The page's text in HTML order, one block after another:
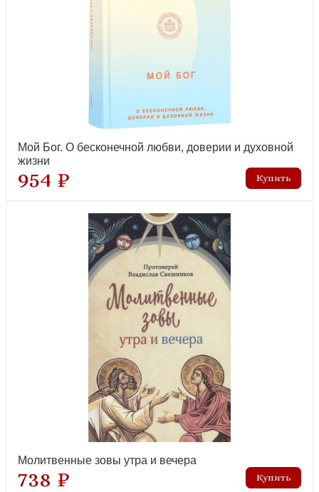
Азбука духовная. Алфавитно-тематический сборник глав из
творения «Слова подвижнические» прп. Исаака
Всенощное бдение в духе древних распевов для 2-х голосов.
Сборник нот для исполнения на богослужении
Мой Бог. О бесконечной любви, доверии и духовной
жизни
954 ₽
Молитвенные зовы утра и вечера
738 ₽